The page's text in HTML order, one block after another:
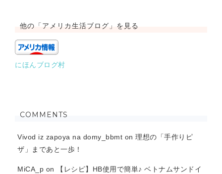
他の「アメリカ生活ブログ」を見る
にほんブログ村
COMMENTS
Vivod iz zapoya na domy_bbmt on 理想の「手作りピ
ザ」まであと一歩！
MiCA_p on
【レシピ】HB使用で簡単♪ ベトナムサンドイ